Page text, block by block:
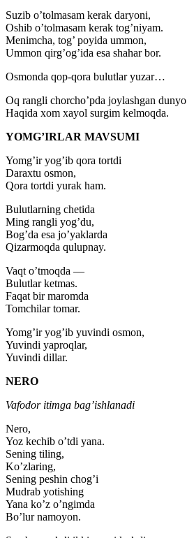
Suzib o’tolmasam kerak daryoni,
Oshib o’tolmasam kerak tog’niyam.
Menimcha, tog’ poyida ummon,
Ummon qirg’og’ida esa shahar bor.
Osmonda qop-qora bulutlar yuzar…
Oq rangli chorcho’pda joylashgan dunyo
Haqida xom xayol surgim kelmoqda.
YOMG’IRLAR MAVSUMI
Yomg’ir yog’ib qora tortdi
Daraxtu osmon,
Qora tortdi yurak ham.
Bulutlarning chetida
Ming rangli yog’du,
Bog’da esa jo’yaklarda
Qizarmoqda qulupnay.
Vaqt o’tmoqda —
Bulutlar ketmas.
Faqat bir maromda
Tomchilar tomar.
Yomg’ir yog’ib yuvindi osmon,
Yuvindi yaproqlar,
Yuvindi dillar.
NERO
Vafodor itimga bag’ishlanadi
Nero,
Yoz kechib o’tdi yana.
Sening tiling,
Ko’zlaring,
Sening peshin chog’i
Mudrab yotishing
Yana ko’z o’ngimda
Bo’lur namoyon.